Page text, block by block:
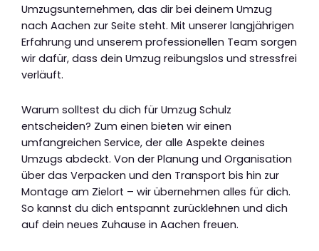
Umzugsunternehmen, das dir bei deinem Umzug
nach Aachen zur Seite steht. Mit unserer langjährigen
Erfahrung und unserem professionellen Team sorgen
wir dafür, dass dein Umzug reibungslos und stressfrei
verläuft.
Warum solltest du dich für Umzug Schulz
entscheiden? Zum einen bieten wir einen
umfangreichen Service, der alle Aspekte deines
Umzugs abdeckt. Von der Planung und Organisation
über das Verpacken und den Transport bis hin zur
Montage am Zielort – wir übernehmen alles für dich.
So kannst du dich entspannt zurücklehnen und dich
auf dein neues Zuhause in Aachen freuen.